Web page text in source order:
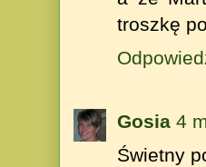
troszkę
Gosia 4
Świetny